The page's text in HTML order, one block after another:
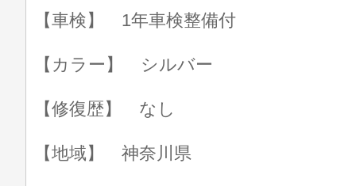
【車検】 1年車検整備付
【カラー】 シルバー
【修復歴】 なし
【地域】 神奈川県